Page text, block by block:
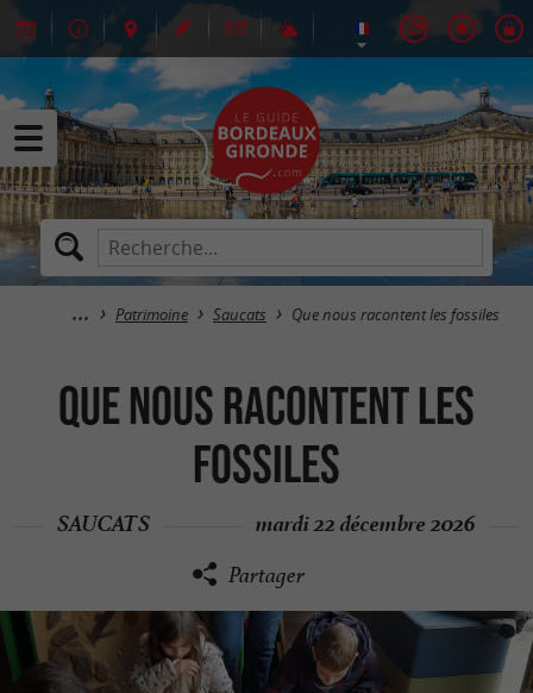
Patrimoine Saucats Que nous racontent les fossiles
Que nous racontent les
fossiles
SAUCATS mardi 22 décembre 2026
Partager